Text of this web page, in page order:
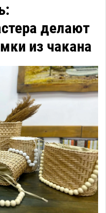
делают
из чакана